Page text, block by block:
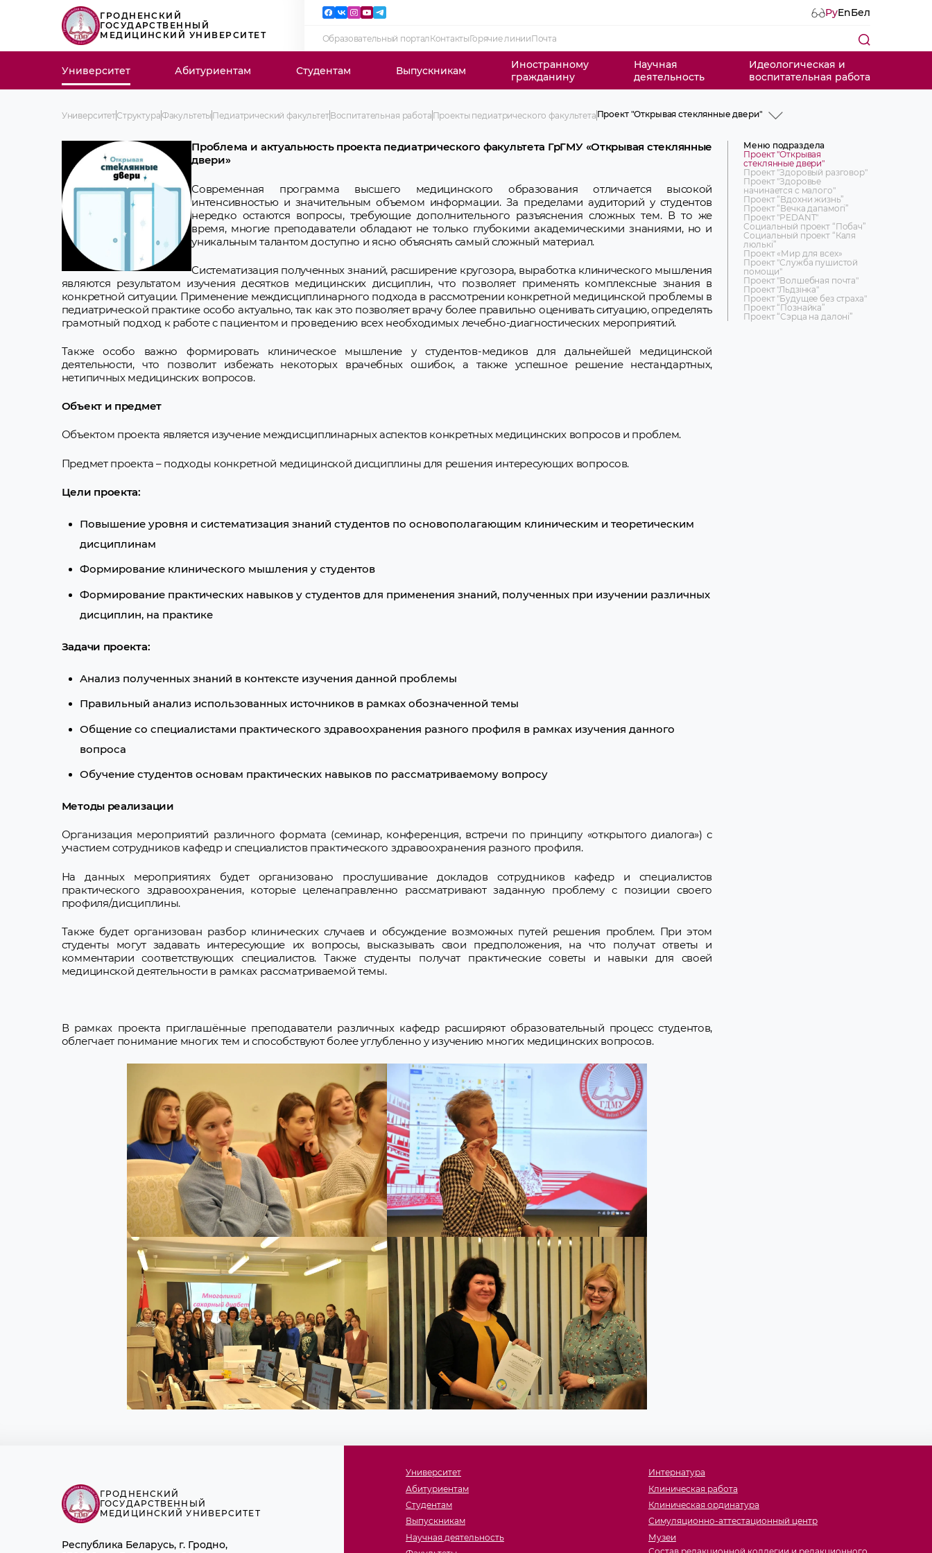
ГРОДНЕНСКИЙ
ГОСУДАРСТВЕННЫЙ
МЕДИЦИНСКИЙ УНИВЕРСИТЕТ
РуEnБел
Образовательный порталКонтактыГорячие линииПочта
Университет Абитуриентам Студентам Выпускникам
Иностранному
гражданину
Научная
деятельность
Идеологическая и
воспитательная работа
УниверситетСтруктураФакультеты Педиатрический факультетВоспитательная работа Проекты педиатрического факультета Проект "Открывая стеклянные двери"
Проект "Здоровый разговор"
Проект "Здоровье начинается с малого"
Проект "PEDANT"
Социальный проект “Побач”
Социальный проект “Каля люлькі”
Проект «Мир для всех»
Проект "Служба пушистой помощи"
Проект “Познайка”
Проблема и актуальность проекта педиатрического факультета ГрГМУ «Открывая стеклянные
двери»
Современная программа высшего медицинского образования отличается высокой
интенсивностью и значительным объемом информации. За пределами аудиторий у студентов
нередко остаются вопросы, требующие дополнительного разъяснения сложных тем. В то же
время, многие преподаватели обладают не только глубокими академическими знаниями, но и
уникальным талантом доступно и ясно объяснять самый сложный материал.
Систематизация полученных знаний, расширение кругозора, выработка клинического мышления
являются результатом изучения десятков медицинских дисциплин, что позволяет применять комплексные знания в
конкретной ситуации. Применение междисциплинарного подхода в рассмотрении конкретной медицинской проблемы в
педиатрической практике особо актуально, так как это позволяет врачу более правильно оценивать ситуацию, определять
грамотный подход к работе с пациентом и проведению всех необходимых лечебно-диагностических мероприятий.
Также особо важно формировать клиническое мышление у студентов-медиков для дальнейшей медицинской
деятельности, что позволит избежать некоторых врачебных ошибок, а также успешное решение нестандартных,
нетипичных медицинских вопросов.
Объект и предмет
Объектом проекта является изучение междисциплинарных аспектов конкретных медицинских вопросов и проблем.
Предмет проекта – подходы конкретной медицинской дисциплины для решения интересующих вопросов.
Цели проекта:
Повышение уровня и систематизация знаний студентов по основополагающим клиническим и теоретическим
дисциплинам
Формирование клинического мышления у студентов
Формирование практических навыков у студентов для применения знаний, полученных при изучении различных
дисциплин, на практике
Задачи проекта:
Анализ полученных знаний в контексте изучения данной проблемы
Правильный анализ использованных источников в рамках обозначенной темы
Общение со специалистами практического здравоохранения разного профиля в рамках изучения данного
вопроса
Обучение студентов основам практических навыков по рассматриваемому вопросу
Методы реализации
Организация мероприятий различного формата (семинар, конференция, встречи по принципу «открытого диалога») с
участием сотрудников кафедр и специалистов практического здравоохранения разного профиля.
На данных мероприятиях будет организовано прослушивание докладов сотрудников кафедр и специалистов
практического здравоохранения, которые целенаправленно рассматривают заданную проблему с позиции своего
профиля/дисциплины.
Также будет организован разбор клинических случаев и обсуждение возможных путей решения проблем. При этом
студенты могут задавать интересующие их вопросы, высказывать свои предположения, на что получат ответы и
комментарии соответствующих специалистов. Также студенты получат практические советы и навыки для своей
медицинской деятельности в рамках рассматриваемой темы.
В рамках проекта приглашённые преподаватели различных кафедр расширяют образовательный процесс студентов,
облегчает понимание многих тем и способствуют более углубленно у изучению многих медицинских вопросов.
Меню подраздела
Проект "Открывая
стеклянные двери"
Проект "Здоровый разговор"
Проект "Здоровье
начинается с малого"
Проект “Вдохни жизнь”
Проект “Вечка дапамогi”
Проект "PEDANT"
Социальный проект “Побач”
Социальный проект “Каля
люлькі”
Проект «Мир для всех»
Проект "Служба пушистой
помощи"
Проект "Волшебная почта"
Проект "Льдзінка"
Проект "Будущее без страха"
Проект “Познайка”
Проект “Сэрца на далоні”
ГРОДНЕНСКИЙ
ГОСУДАРСТВЕННЫЙ
МЕДИЦИНСКИЙ УНИВЕРСИТЕТ
Республика Беларусь, г. Гродно,
Университет
Абитуриентам
Студентам
Выпускникам
Научная деятельность
Интернатура
Клиническая работа
Клиническая ординатура
Симуляционно-аттестационный центр
Музеи